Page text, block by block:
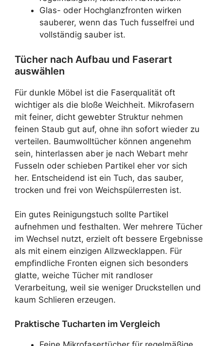
Glas- oder Hochglanzfronten wirken
sauberer, wenn das Tuch fusselfrei und
vollständig sauber ist.
Tücher nach Aufbau und Faserart
auswählen
Für dunkle Möbel ist die Faserqualität oft
wichtiger als die bloße Weichheit. Mikrofasern
mit feiner, dicht gewebter Struktur nehmen
feinen Staub gut auf, ohne ihn sofort wieder zu
verteilen. Baumwolltücher können angenehm
sein, hinterlassen aber je nach Webart mehr
Fusseln oder schieben Partikel eher vor sich
her. Entscheidend ist ein Tuch, das sauber,
trocken und frei von Weichspülerresten ist.
Ein gutes Reinigungstuch sollte Partikel
aufnehmen und festhalten. Wer mehrere Tücher
im Wechsel nutzt, erzielt oft bessere Ergebnisse
als mit einem einzigen Allzwecklappen. Für
empfindliche Fronten eignen sich besonders
glatte, weiche Tücher mit randloser
Verarbeitung, weil sie weniger Druckstellen und
kaum Schlieren erzeugen.
Praktische Tucharten im Vergleich